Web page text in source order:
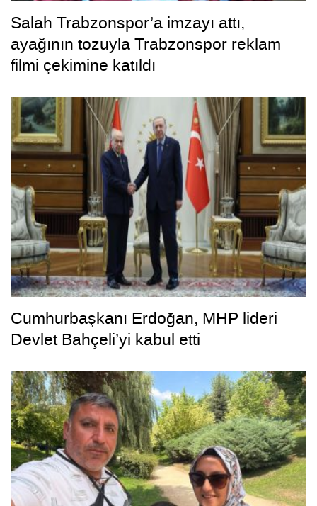
Salah Trabzonspor’a imzayı attı,
ayağının tozuyla Trabzonspor reklam
filmi çekimine katıldı
Cumhurbaşkanı Erdoğan, MHP lideri
Devlet Bahçeli’yi kabul etti